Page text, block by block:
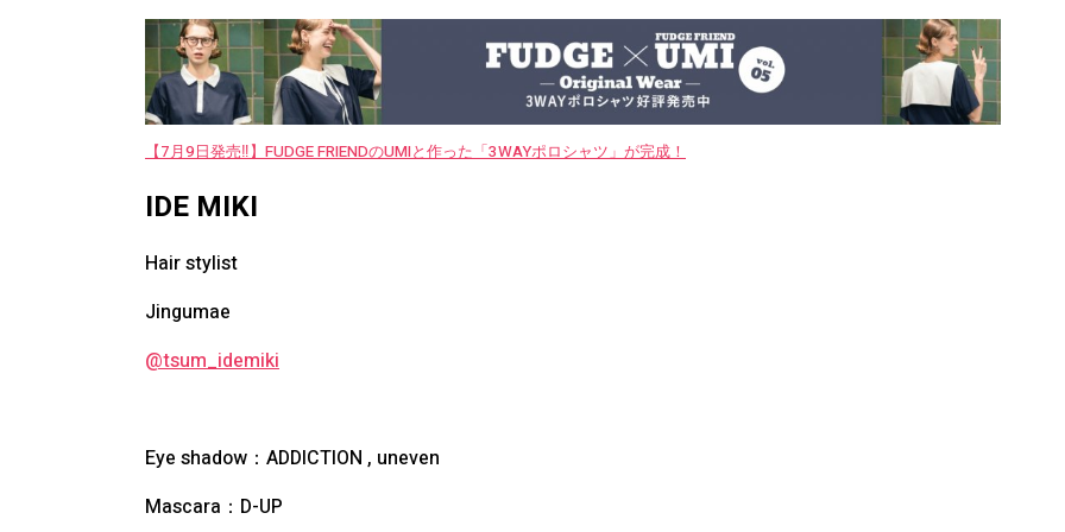
【7月9日発売‼︎】FUDGE FRIENDのUMIと作った「3WAYポロシャツ」が完成！
IDE MIKI
Hair stylist
Jingumae
@tsum_idemiki
Eye shadow：ADDICTION , uneven
Mascara：D-UP